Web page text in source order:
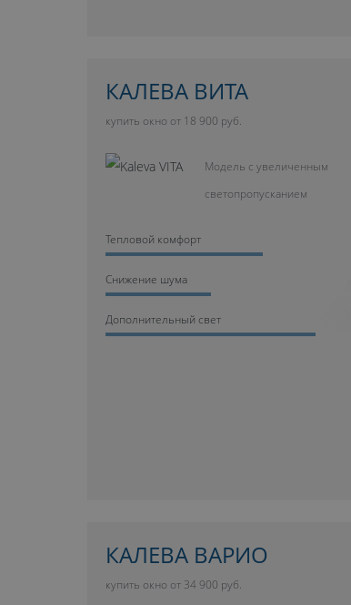
КАЛЕВА ВИТА
купить окно от 18 900 руб.
Модель с увеличенным
светопропусканием
Тепловой комфорт
Cнижение шума
Дополнительный свет
КАЛЕВА ВАРИО
купить окно от 34 900 руб.